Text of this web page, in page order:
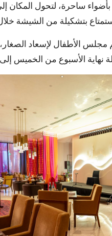
ساحرة، لتحول المكان
بتشكيلة من الشيشة
مجلس الأطفال لإسعاد
الأسبوع من الخميس إلى